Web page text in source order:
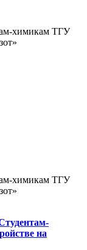
химикам ТГУ
химикам ТГУ
на